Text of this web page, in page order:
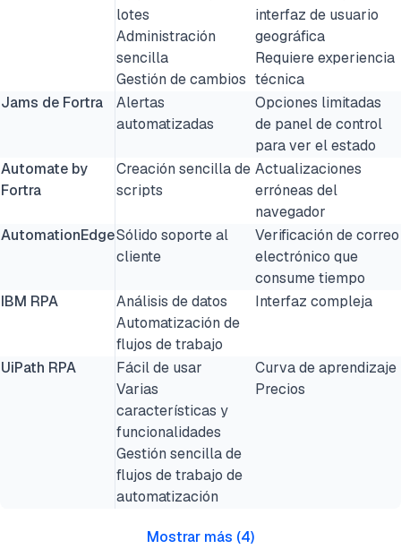
lotes
Administración
sencilla
Gestión de cambios
interfaz de usuario
geográfica
Requiere experiencia
técnica
Jams de Fortra
Alertas
automatizadas
Opciones limitadas
de panel de control
para ver el estado
Automate by
Fortra
Creación sencilla de
scripts
Actualizaciones
erróneas del
navegador
AutomationEdgeSólido soporte al
cliente
Verificación de correo
electrónico que
consume tiempo
IBM RPA
Análisis de datos
Automatización de
flujos de trabajo
Interfaz compleja
UiPath RPA
Fácil de usar
Varias
características y
funcionalidades
Gestión sencilla de
flujos de trabajo de
automatización
Curva de aprendizaje
Precios
Mostrar más (4)